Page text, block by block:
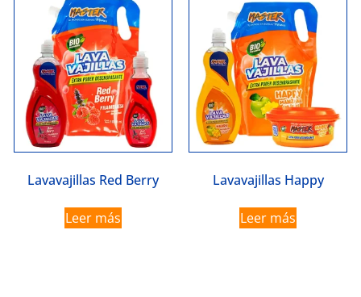
Lavavajillas Red Berry
Leer más
Lavavajillas Happy
Leer más